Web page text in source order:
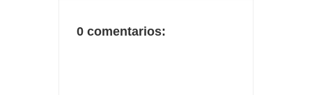
0 comentarios: